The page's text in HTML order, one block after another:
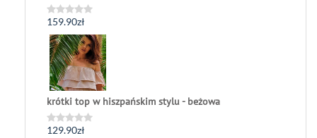
Oceniono
0
na
5
159.90zł
krótki top w hiszpańskim stylu - beżowa
Oceniono
129.90zł